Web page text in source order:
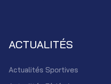
ACTUALITÉS
Actualités Sportives